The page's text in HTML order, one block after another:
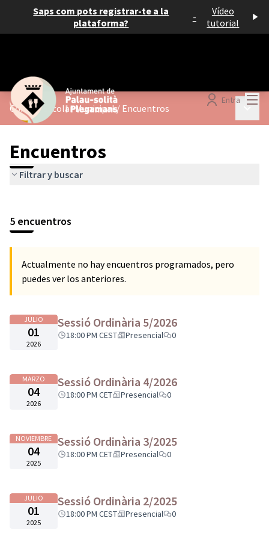
Saps com pots registrar-te a la
plataforma?
-
Vídeo
tutorial
Entra
Consell Escolar Municipal/ Encuentros
Encuentros
Filtrar y buscar
5 encuentros
Actualmente no hay encuentros programados, pero
puedes ver los anteriores.
JULIO
01
2026
Sessió Ordinària 5/2026
18:00 PM CEST Presencial 0
MARZO
04
2026
Sessió Ordinària 4/2026
18:00 PM CET Presencial 0
NOVIEMBRE
04
2025
Sessió Ordinària 3/2025
18:00 PM CET Presencial 0
JULIO
01
2025
Sessió Ordinària 2/2025
18:00 PM CEST Presencial 0